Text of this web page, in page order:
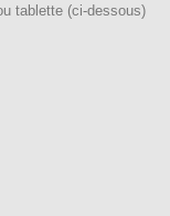
tablette (ci-dessous)